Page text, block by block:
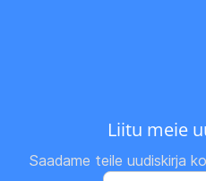
Liitu meie
Saadame teile uudiskirja